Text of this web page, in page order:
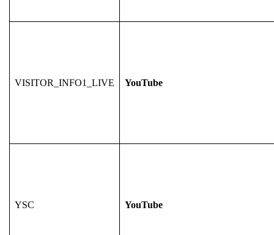
VISITOR_INFO1_LIVE YouTube
YSC YouTube